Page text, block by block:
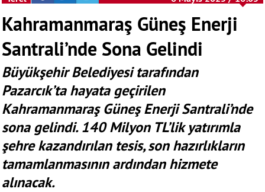
Kahramanmaraş Güneş Enerji
Santrali’nde Sona Gelindi
Büyükşehir Belediyesi tarafından
Pazarcık’ta hayata geçirilen
Kahramanmaraş Güneş Enerji Santrali’nde
sona gelindi. 140 Milyon TL’lik yatırımla
şehre kazandırılan tesis, son hazırlıkların
tamamlanmasının ardından hizmete
alınacak.